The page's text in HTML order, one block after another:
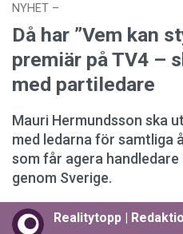
NYHET –
Då har ”Vem kan
premiär på TV4 –
med partiledare
Mauri Hermundsson ska
med ledarna för samtliga
som får agera
genom Sverige.
Realitytopp |